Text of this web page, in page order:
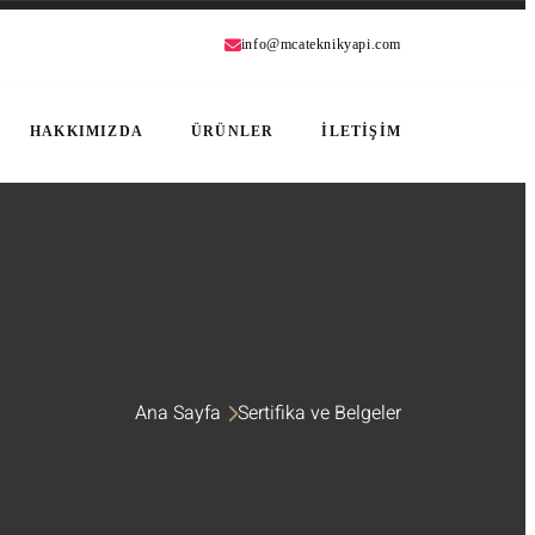
info@mcateknikyapi.com
HAKKIMIZDA ÜRÜNLER İLETİŞİM
Ana Sayfa Sertifika ve Belgeler